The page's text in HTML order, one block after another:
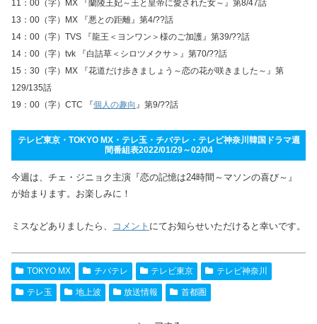
11：00（字）MX 『蘭陵王妃～王と皇帝に愛された女～』第8/47話
13：00（字）MX 『悪との距離』第4/??話
14：00（字）TVS 『龍王＜ヨンワン＞様のご加護』第39/??話
14：00（字）tvk 『白詰草＜シロツメクサ＞』第70/??話
15：30（字）MX 『花道だけ歩きましょう～恋の花が咲きました～』第
129/135話
19：00（字）CTC 『個人の趣向 』第9/??話
テレビ東京・TOKYO MX・テレ玉・チバテレ・テレビ神奈川韓国ドラマ週
間番組表2022/01/29～02/04
今週は、チェ・ジニョク主演『恋の記憶は24時間～マソンの喜び～』
が始まります。お楽しみに！
ミスなどありましたら、 コメント にてお知らせいただけると幸いです。
TOKYO MX チバテレ テレビ東京 テレビ神奈川
テレ玉 地上波 放送情報 首都圏